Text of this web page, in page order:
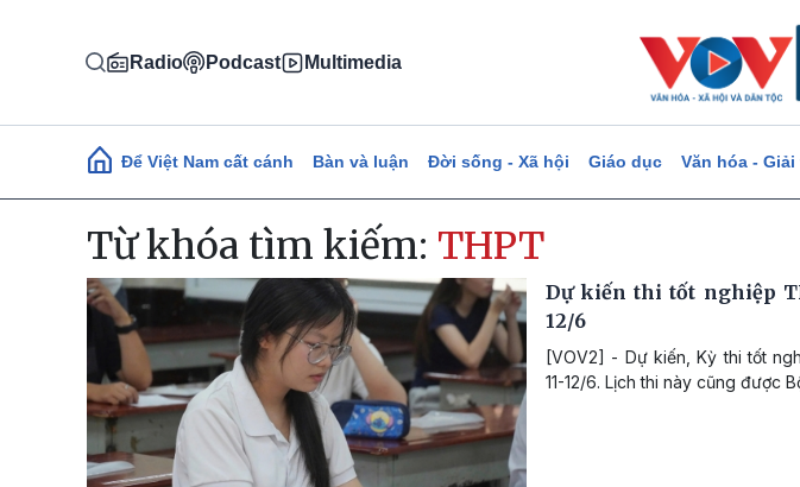
Radio Podcast Multimedia
Main navigation
Để Việt Nam cất cánh Bàn và luận Đời sống - Xã hội Giáo dục Văn hóa - Giải
Từ khóa tìm kiếm: THPT
Dự kiến thi tốt nghiệp
12/6
[VOV2] - Dự kiến, Kỳ thi tốt
11-12/6. Lịch thi này cũng được